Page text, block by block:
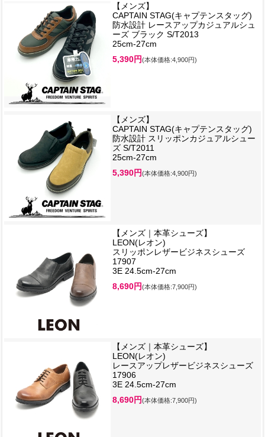
【メンズ】
CAPTAIN STAG(キャプテンスタッグ)
防水設計 レースアップカジュアルシュ
ーズ ブラック S/T2013
25cm-27cm
5,390円(本体価格:4,900円)
【メンズ】
CAPTAIN STAG(キャプテンスタッグ)
防水設計 スリッポンカジュアルシュー
ズ S/T2011
25cm-27cm
5,390円(本体価格:4,900円)
【メンズ｜本革シューズ】
LEON(レオン)
スリッポンレザービジネスシューズ
17907
3E 24.5cm-27cm
8,690円(本体価格:7,900円)
【メンズ｜本革シューズ】
LEON(レオン)
レースアップレザービジネスシューズ
17906
3E 24.5cm-27cm
8,690円(本体価格:7,900円)